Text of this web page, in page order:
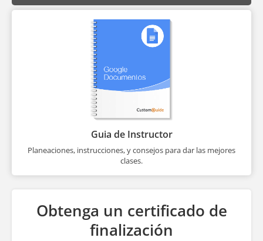
Guia de Instructor
Planeaciones, instrucciones, y consejos para dar las mejores
clases.
Obtenga un certificado de
finalización